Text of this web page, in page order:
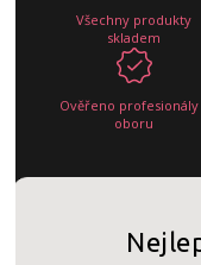
Všechny produkty
skladem
Ověřeno profesionály
oboru